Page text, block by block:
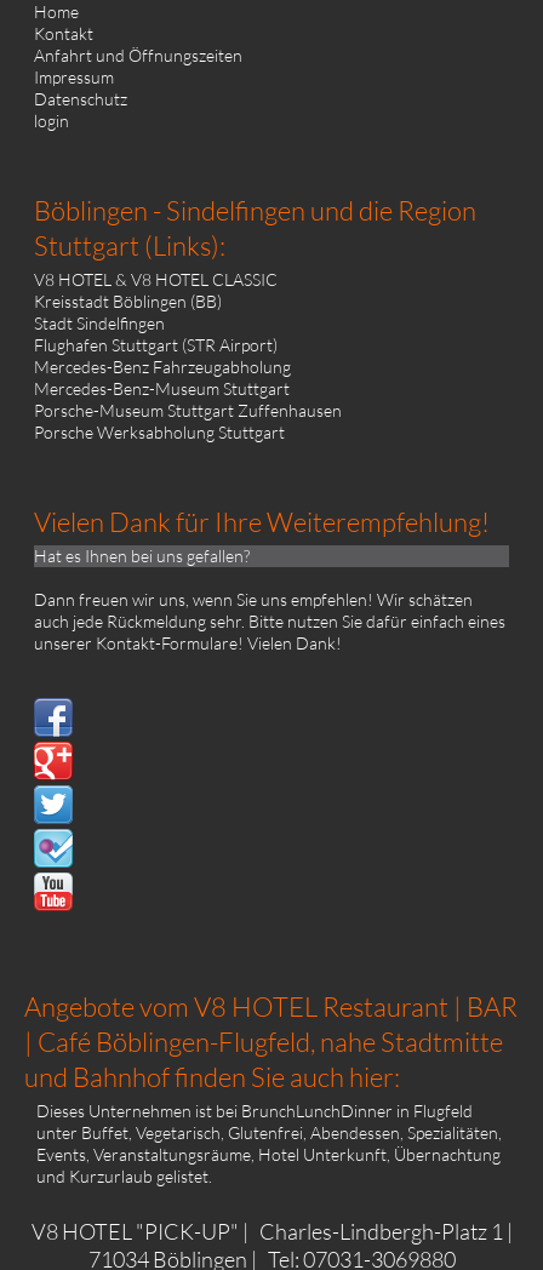
Böblingen - Sindelfingen und die Region
Stuttgart (Links):
V8 HOTEL & V8 HOTEL CLASSIC
Kreisstadt Böblingen (BB)
Stadt Sindelfingen
Flughafen Stuttgart (STR Airport)
Mercedes-Benz Fahrzeugabholung
Mercedes-Benz-Museum Stuttgart
Porsche-Museum Stuttgart Zuffenhausen
Porsche Werksabholung Stuttgart
Home
Kontakt
Anfahrt und Öffnungszeiten
Impressum
Datenschutz
login
Vielen Dank für Ihre Weiterempfehlung!
Hat es Ihnen bei uns gefallen?
Dann freuen wir uns, wenn Sie uns empfehlen! Wir schätzen
auch jede Rückmeldung sehr. Bitte nutzen Sie dafür einfach eines
unserer Kontakt-Formulare! Vielen Dank!
Angebote vom V8 HOTEL Restaurant | BAR
| Café Böblingen-Flugfeld, nahe Stadtmitte
und Bahnhof finden Sie auch hier:
Dieses Unternehmen ist bei BrunchLunchDinner in Flugfeld
unter Buffet Vegetarisch Glutenfrei Abendessen Spezialitäten
Events Veranstaltungsräume Hotel Unterkunft Übernachtung
und Kurzurlaub gelistet.
V8 HOTEL "PICK-UP"
Charles-Lindbergh-Platz 1
71034 Böblingen
Tel: 07031-3069880